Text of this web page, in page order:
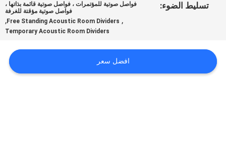
أخبار
اقتباس
تسليط الضوء:
فواصل صوتية للمؤتمرات ، فواصل صوتية قائمة بذاتها ،
فواصل صوتية مؤقتة للغرفة
,
Free Standing Acoustic Room Dividers
,
Temporary Acoustic Room Dividers
افضل سعر